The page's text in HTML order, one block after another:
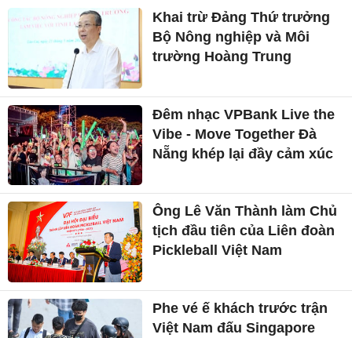
Khai trừ Đảng Thứ trưởng
Bộ Nông nghiệp và Môi
trường Hoàng Trung
Đêm nhạc VPBank Live the
Vibe - Move Together Đà
Nẵng khép lại đầy cảm xúc
Ông Lê Văn Thành làm Chủ
tịch đầu tiên của Liên đoàn
Pickleball Việt Nam
Phe vé ế khách trước trận
Việt Nam đấu Singapore